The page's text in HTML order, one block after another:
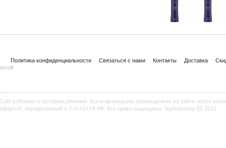
Политика конфиденциальности Связаться с нами Контакты Доставка
scroll